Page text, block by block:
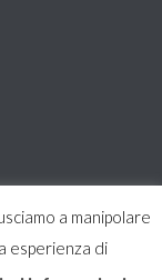
a manipolare
esperienza di